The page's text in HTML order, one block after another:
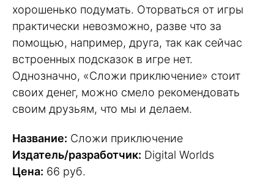
хорошенько подумать. Оторваться от игры
практически невозможно, разве что за
помощью, например, друга, так как сейчас
встроенных подсказок в игре нет.
Однозначно, «Сложи приключение» стоит
своих денег, можно смело рекомендовать
своим друзьям, что мы и делаем.
Название: Сложи приключение
Издатель/разработчик: Digital Worlds
Цена: 66 руб.